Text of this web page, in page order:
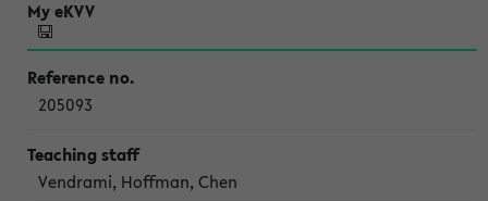
205093
Vendrami, Hoffman, Chen